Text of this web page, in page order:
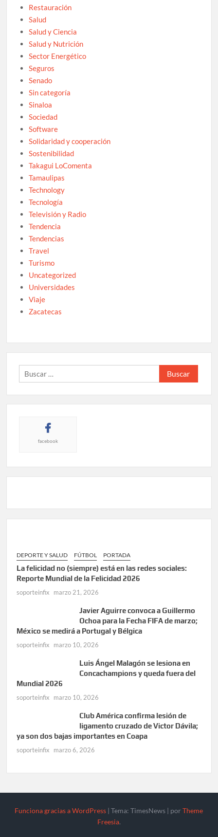
Restauración
Salud
Salud y Ciencia
Salud y Nutrición
Sector Energético
Seguros
Senado
Sin categoría
Sinaloa
Sociedad
Software
Solidaridad y cooperación
Sostenibilidad
Takagui LoComenta
Tamaulipas
Technology
Tecnología
Televisión y Radio
Tendencia
Tendencias
Travel
Turismo
Uncategorized
Universidades
Viaje
Zacatecas
Buscar:
facebook
DEPORTE Y SALUD FÚTBOL PORTADA
La felicidad no (siempre) está en las redes sociales:
Reporte Mundial de la Felicidad 2026
soporteinfix marzo 21, 2026
Javier Aguirre convoca a Guillermo
Ochoa para la Fecha FIFA de marzo;
México se medirá a Portugal y Bélgica
soporteinfix marzo 10, 2026
Luis Ángel Malagón se lesiona en
Concachampions y queda fuera del
Mundial 2026
soporteinfix marzo 10, 2026
Club América confirma lesión de
ligamento cruzado de Victor Dávila;
ya son dos bajas importantes en Coapa
soporteinfix marzo 6, 2026
Funciona gracias a WordPress |Tema: TimesNews | porTheme
Freesia.